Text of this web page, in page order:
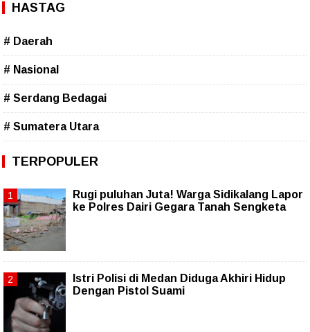
HASTAG
# Daerah
# Nasional
# Serdang Bedagai
# Sumatera Utara
TERPOPULER
Rugi puluhan Juta! Warga Sidikalang Lapor
ke Polres Dairi Gegara Tanah Sengketa
Istri Polisi di Medan Diduga Akhiri Hidup
Dengan Pistol Suami